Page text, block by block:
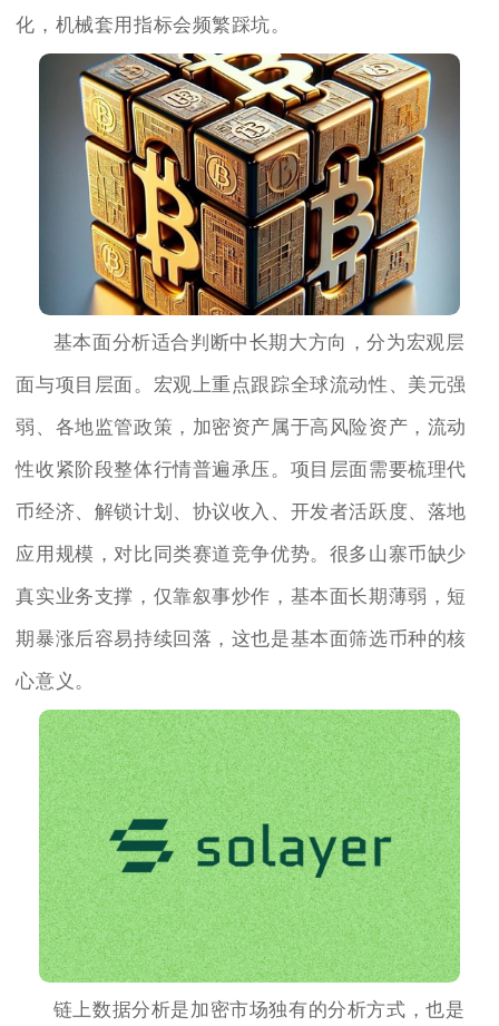
化，机械套用指标会频繁踩坑。
基本面分析适合判断中长期大方向，分为宏观层
面与项目层面。宏观上重点跟踪全球流动性、美元强
弱、各地监管政策，加密资产属于高风险资产，流动
性收紧阶段整体行情普遍承压。项目层面需要梳理代
币经济、解锁计划、协议收入、开发者活跃度、落地
应用规模，对比同类赛道竞争优势。很多山寨币缺少
真实业务支撑，仅靠叙事炒作，基本面长期薄弱，短
期暴涨后容易持续回落，这也是基本面筛选币种的核
心意义。
链上数据分析是加密市场独有的分析方式，也是